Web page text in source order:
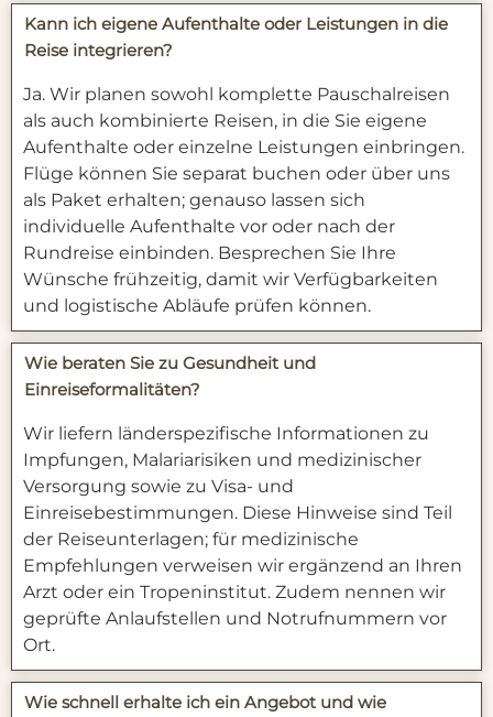
Kann ich eigene Aufenthalte oder Leistungen in die
Reise integrieren?
Ja. Wir planen sowohl komplette Pauschalreisen
als auch kombinierte Reisen, in die Sie eigene
Aufenthalte oder einzelne Leistungen einbringen.
Flüge können Sie separat buchen oder über uns
als Paket erhalten; genauso lassen sich
individuelle Aufenthalte vor oder nach der
Rundreise einbinden. Besprechen Sie Ihre
Wünsche frühzeitig, damit wir Verfügbarkeiten
und logistische Abläufe prüfen können.
Wie beraten Sie zu Gesundheit und
Einreiseformalitäten?
Wir liefern länderspezifische Informationen zu
Impfungen, Malariarisiken und medizinischer
Versorgung sowie zu Visa‑ und
Einreisebestimmungen. Diese Hinweise sind Teil
der Reiseunterlagen; für medizinische
Empfehlungen verweisen wir ergänzend an Ihren
Arzt oder ein Tropeninstitut. Zudem nennen wir
geprüfte Anlaufstellen und Notrufnummern vor
Ort.
Wie schnell erhalte ich ein Angebot und wie